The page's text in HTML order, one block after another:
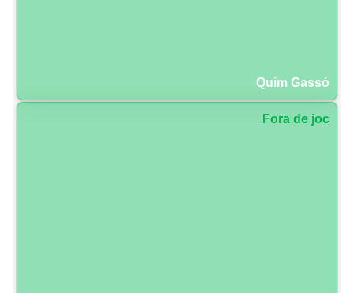
Quim Gassó
Fora de joc